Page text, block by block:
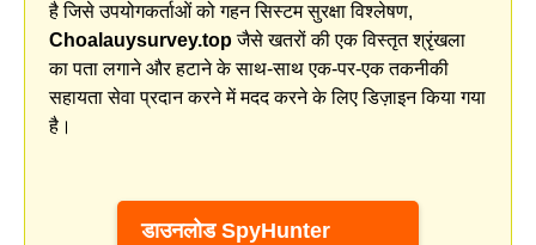
है जिसे उपयोगकर्ताओं को गहन सिस्टम सुरक्षा विश्लेषण,
Choalauysurvey.topजैसे खतरों की एक विस्तृत श्रृंखला
का पता लगाने और हटाने के साथ-साथ एक-पर-एक तकनीकी
सहायता सेवा प्रदान करने में मदद करने के लिए डिज़ाइन किया गया
है।
डाउनलोड SpyHunter